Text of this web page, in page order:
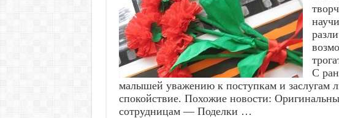
С
малышей уважению к поступкам и заслугам
спокойствие. Похожие новости:
сотрудницам — Поделки …